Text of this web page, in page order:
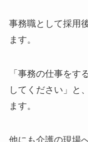
事務職として採用
ます。
「事務の仕事をす
してください」と
ます。
他にも介護の現場